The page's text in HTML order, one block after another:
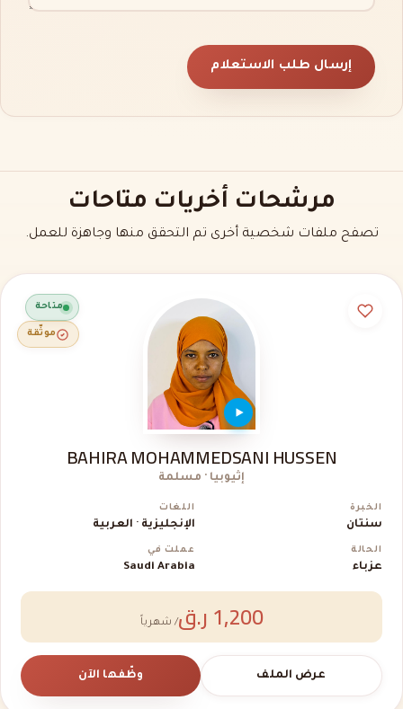
إرسال طلب الاستعلام
مرشحات أخريات متاحات
تصفح ملفات شخصية أخرى تم التحقق منها وجاهزة للعمل.
متاحة
موثّقة
BAHIRA MOHAMMEDSANI HUSSEN
إثيوبيا · مسلمة
الخبرة
سنتان
اللغات
الإنجليزية · العربية
الحالة
عزباء
عملت في
Saudi Arabia
1,200 ر.ق / شهرياً
عرض الملف وظّفها الآن